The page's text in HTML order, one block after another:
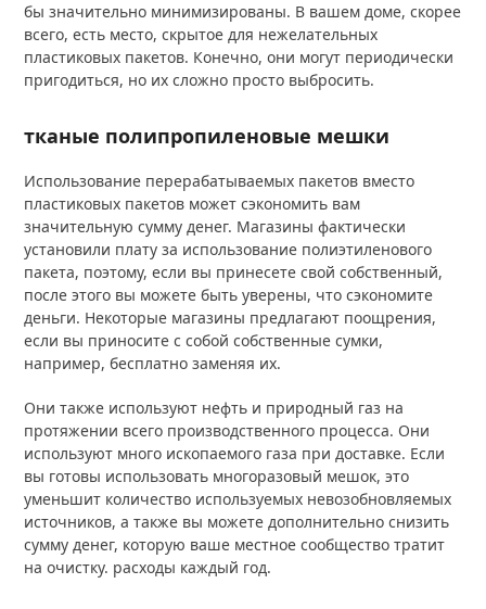
бы значительно минимизированы. В вашем доме, скорее
всего, есть место, скрытое для нежелательных
пластиковых пакетов. Конечно, они могут периодически
пригодиться, но их сложно просто выбросить.
тканые полипропиленовые мешки
Использование перерабатываемых пакетов вместо
пластиковых пакетов может сэкономить вам
значительную сумму денег. Магазины фактически
установили плату за использование полиэтиленового
пакета, поэтому, если вы принесете свой собственный,
после этого вы можете быть уверены, что сэкономите
деньги. Некоторые магазины предлагают поощрения,
если вы приносите с собой собственные сумки,
например, бесплатно заменяя их.
Они также используют нефть и природный газ на
протяжении всего производственного процесса. Они
используют много ископаемого газа при доставке. Если
вы готовы использовать многоразовый мешок, это
уменьшит количество используемых невозобновляемых
источников, а также вы можете дополнительно снизить
сумму денег, которую ваше местное сообщество тратит
на очистку. расходы каждый год.